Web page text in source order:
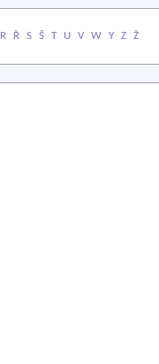
R Ř S Š T U V W Y Z Ž